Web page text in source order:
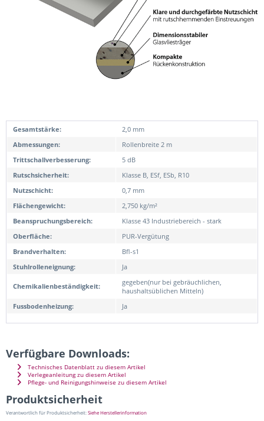
Gesamtstärke:
2,0 mm
Abmessungen:
Rollenbreite 2 m
Trittschallverbesserung:
5 dB
Rutschsicherheit:
Klasse B, ESf, ESb, R10
Nutzschicht:
0,7 mm
Flächengewicht:
2,750 kg/m²
Beanspruchungsbereich:
Klasse 43 Industriebereich - stark
Oberfläche:
PUR-Vergütung
Brandverhalten:
Bfl-s1
Stuhlrolleneignung:
Ja
Chemikalienbeständigkeit:
gegeben(nur bei gebräuchlichen,
haushaltsüblichen Mitteln)
Fussbodenheizung:
Ja
Verfügbare Downloads:
Technisches Datenblatt zu diesem Artikel
Verlegeanleitung zu diesem Artikel
Pflege- und Reinigungshinweise zu diesem Artikel
Produktsicherheit
Verantwortlich für Produktsicherheit:Siehe Herstellerinformation